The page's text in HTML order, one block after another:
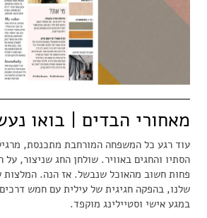
מאחורי הבדים | בואו
עוד רגע כל המשפחה המורחבת מתכנסת,
הסתיו והחגים באוויר. שולחן החג שניצור,
פחות חשוב מהאוכל שנבשל. אז הנה. המלצות
שלנו, בהפקה חגיגית של עילית עם חמש
במגע אישי וסטיילינג מוקפד.